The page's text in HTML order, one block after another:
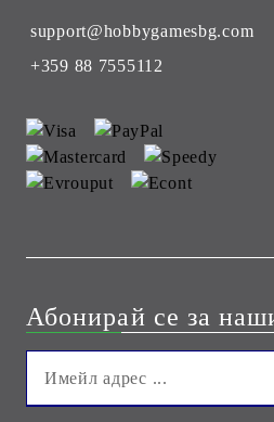
support@hobbygamesbg.com
+359 88 7555112
Абонирай се за